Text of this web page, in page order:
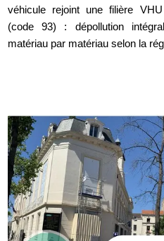
véhicule rejoint une filière
(code 93) : dépollution
matériau par matériau selon la